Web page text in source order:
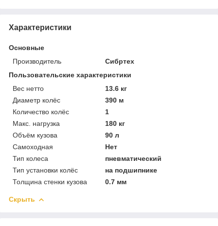
Характеристики
Основные
Производитель
Сибртех
Пользовательские характеристики
Вес нетто
13.6 кг
Диаметр колёс
390 м
Количество колёс
1
Макс. нагрузка
180 кг
Объём кузова
90 л
Самоходная
Нет
Тип колеса
пневматический
Тип установки колёс
на подшипнике
Толщина стенки кузова
0.7 мм
Скрыть